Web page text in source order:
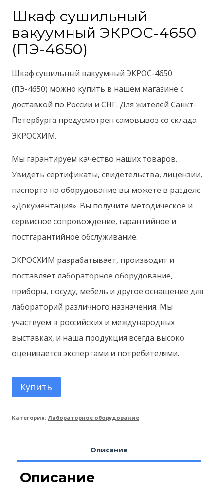
Шкаф сушильный
вакуумный ЭКРОС-4650
(ПЭ-4650)
Шкаф сушильный вакуумный ЭКРОС-4650
(ПЭ-4650) можно купить в нашем магазине с
доставкой по России и СНГ. Для жителей Санкт-
Петербурга предусмотрен самовывоз со склада
ЭКРОСХИМ.
Мы гарантируем качество наших товаров.
Увидеть сертификаты, свидетельства, лицензии,
паспорта на оборудование вы можете в разделе
«Документация». Вы получите методическое и
сервисное сопровождение, гарантийное и
постгарантийное обслуживание.
ЭКРОСХИМ разрабатывает, производит и
поставляет лабораторное оборудование,
приборы, посуду, мебель и другое оснащение для
лабораторий различного назначения. Мы
участвуем в российских и международных
выставках, и наша продукция всегда высоко
оценивается экспертами и потребителями.
Купить
Категория: Лабораторное оборудование
Описание
Описание